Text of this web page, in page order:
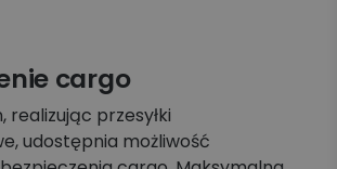
cargo
realizując przesyłki
udostępnia możliwość